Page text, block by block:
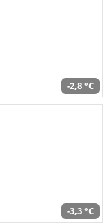
-2,8 °C
-3,3 °C